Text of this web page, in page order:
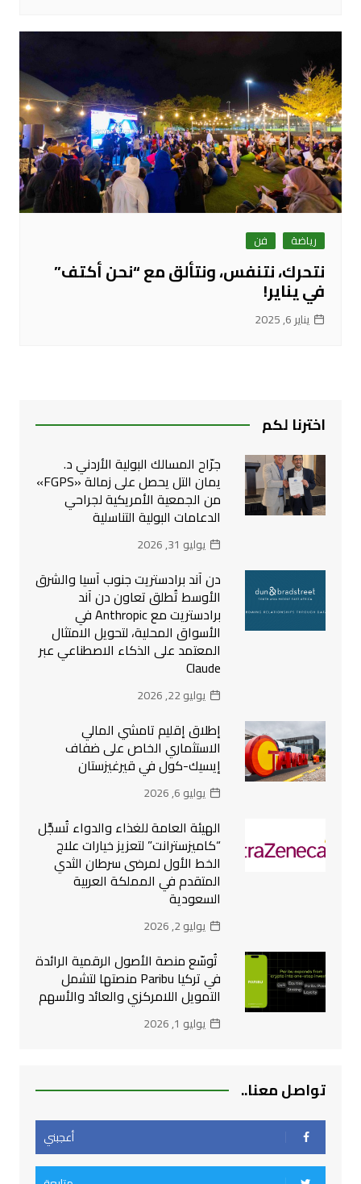
رياضة فن
نتحرك، نتنفس، ونتألق مع “نحن أكتف”
في يناير!
يناير 6, 2025
اخترنا لكم
جرّاح المسالك البولية الأردني د.
يمان التل يحصل على زمالة «FGPS»
من الجمعية الأمريكية لجراحي
الدعامات البولية التناسلية
يوليو 31, 2026
دن آند برادستريت جنوب آسيا والشرق
الأوسط تُطلق تعاون دن آند
برادستريت مع Anthropic في
الأسواق المحلية، لتحويل الامتثال
المعتمد على الذكاء الاصطناعي عبر
Claude
يوليو 22, 2026
إطلاق إقليم تامشي المالي
الاستثماري الخاص على ضفاف
إيسيك-كول في قيرغيزستان
يوليو 6, 2026
الهيئة العامة للغذاء والدواء تُسجِّل
“كاميزسترانت” لتعزيز خيارات علاج
الخط الأول لمرضى سرطان الثدي
المتقدم في المملكة العربية
السعودية
يوليو 2, 2026
تُوسّع منصة الأصول الرقمية الرائدة
في تركيا Paribu منصتها لتشمل
التمويل اللامركزي والعائد والأسهم
يوليو 1, 2026
تواصل معنا..
أعجبني